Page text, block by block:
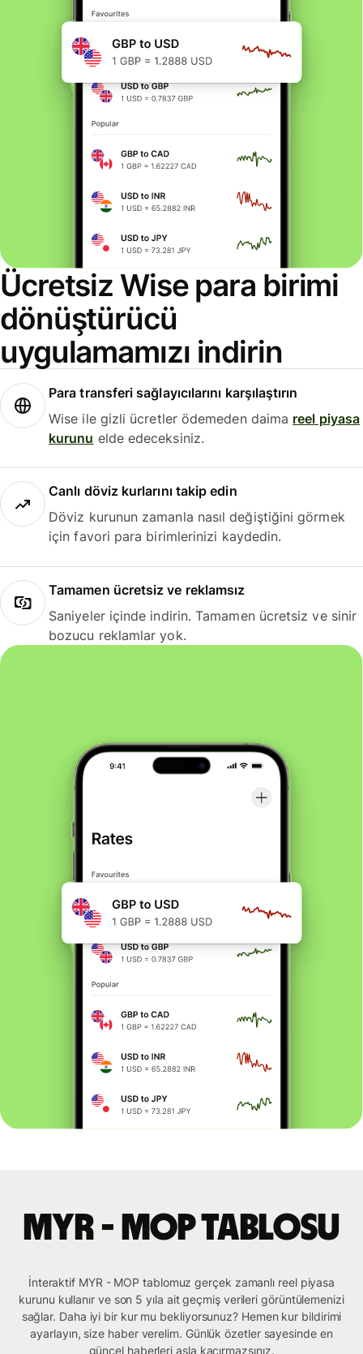
Ücretsiz Wise para birimi
dönüştürücü
uygulamamızı indirin
Para transferi sağlayıcılarını karşılaştırın
Wise ile gizli ücretler ödemeden daima reel piyasa
kurunu elde edeceksiniz.
Canlı döviz kurlarını takip edin
Döviz kurunun zamanla nasıl değiştiğini görmek
için favori para birimlerinizi kaydedin.
Tamamen ücretsiz ve reklamsız
Saniyeler içinde indirin. Tamamen ücretsiz ve sinir
bozucu reklamlar yok.
MYR - MOP tablosu
İnteraktif MYR - MOP tablomuz gerçek zamanlı reel piyasa
kurunu kullanır ve son 5 yıla ait geçmiş verileri görüntülemenizi
sağlar. Daha iyi bir kur mu bekliyorsunuz? Hemen kur bildirimi
ayarlayın, size haber verelim. Günlük özetler sayesinde en
güncel haberleri asla kaçırmazsınız.